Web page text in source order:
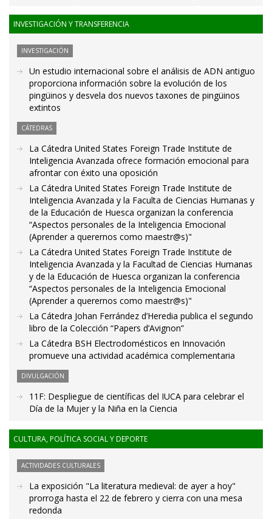
INVESTIGACIÓN Y TRANSFERENCIA
INVESTIGACIÓN
Un estudio internacional sobre el análisis de ADN antiguo
proporciona información sobre la evolución de los
pingüinos y desvela dos nuevos taxones de pingüinos
extintos
CÁTEDRAS
La Cátedra United States Foreign Trade Institute de
Inteligencia Avanzada ofrece formación emocional para
afrontar con éxito una oposición
La Cátedra United States Foreign Trade Institute de
Inteligencia Avanzada y la Faculta de Ciencias Humanas y
de la Educación de Huesca organizan la conferencia
“Aspectos personales de la Inteligencia Emocional
(Aprender a querernos como maestr@s)"
La Cátedra United States Foreign Trade Institute de
Inteligencia Avanzada y la Facultad de Ciencias Humanas
y de la Educación de Huesca organizan la conferencia
“Aspectos personales de la Inteligencia Emocional
(Aprender a querernos como maestr@s)"
La Cátedra Johan Ferrández d’Heredia publica el segundo
libro de la Colección “Papers d’Avignon”
La Cátedra BSH Electrodomésticos en Innovación
promueve una actividad académica complementaria
DIVULGACIÓN
11F: Despliegue de científicas del IUCA para celebrar el
Día de la Mujer y la Niña en la Ciencia
CULTURA, POLÍTICA SOCIAL Y DEPORTE
ACTIVIDADES CULTURALES
La exposición "La literatura medieval: de ayer a hoy"
prorroga hasta el 22 de febrero y cierra con una mesa
redonda